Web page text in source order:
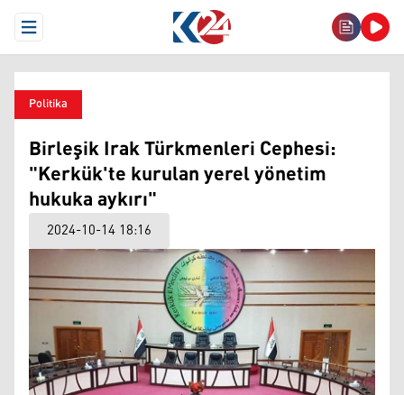
Open Menu
Politika
Birleşik Irak Türkmenleri Cephesi:
"Kerkük'te kurulan yerel yönetim
hukuka aykırı"
2024-10-14 18:16